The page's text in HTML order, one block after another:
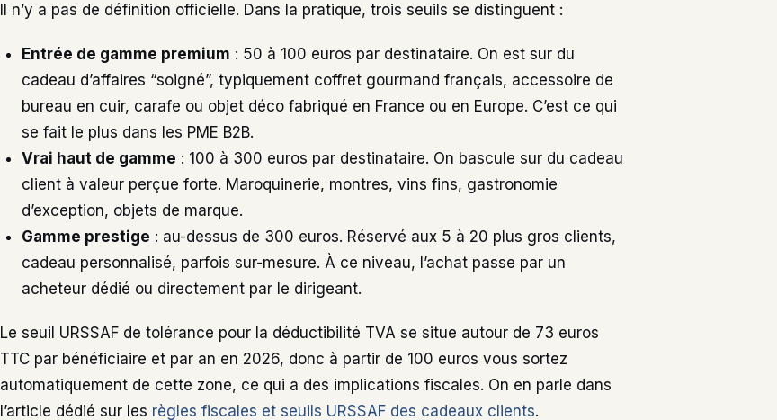
Il n’y a pas de définition officielle. Dans la pratique, trois seuils se distinguent :
Entrée de gamme premium : 50 à 100 euros par destinataire. On est sur du
cadeau d’affaires “soigné”, typiquement coffret gourmand français, accessoire de
bureau en cuir, carafe ou objet déco fabriqué en France ou en Europe. C’est ce qui
se fait le plus dans les PME B2B.
Vrai haut de gamme : 100 à 300 euros par destinataire. On bascule sur du cadeau
client à valeur perçue forte. Maroquinerie, montres, vins fins, gastronomie
d’exception, objets de marque.
Gamme prestige : au-dessus de 300 euros. Réservé aux 5 à 20 plus gros clients,
cadeau personnalisé, parfois sur-mesure. À ce niveau, l’achat passe par un
acheteur dédié ou directement par le dirigeant.
Le seuil URSSAF de tolérance pour la déductibilité TVA se situe autour de 73 euros
TTC par bénéficiaire et par an en 2026, donc à partir de 100 euros vous sortez
automatiquement de cette zone, ce qui a des implications fiscales. On en parle dans
l’article dédié sur les règles fiscales et seuils URSSAF des cadeaux clients.